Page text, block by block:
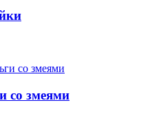
со змеями